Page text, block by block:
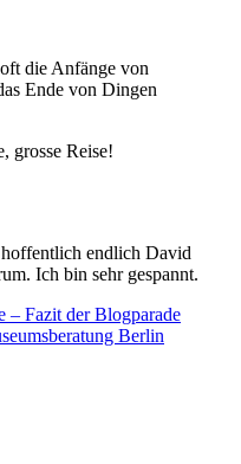
die Anfänge von
Ende von Dingen
grosse Reise!
endlich David
Ich bin sehr gespannt.
– Fazit der Blogparade
Berlin